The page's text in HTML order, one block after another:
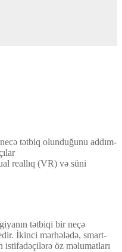
tətbiq olunduğunu addım-
reallıq (VR) və süni
tətbiqi bir neçə
İkinci mərhələdə, smart-
istifadəçilərə öz məlumatları